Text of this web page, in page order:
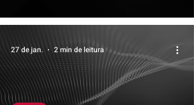
27 de jan. 2 min de leitura